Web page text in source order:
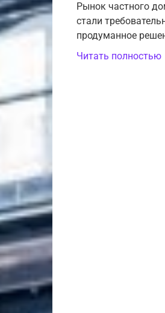
Рынок частного
стали
продуманное
Читать полностью